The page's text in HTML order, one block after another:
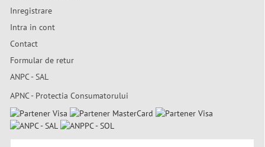
Inregistrare
Intra in cont
Contact
Formular de retur
ANPC - SAL
APNC - Protectia Consumatorului